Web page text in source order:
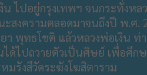
ไปอยู่กรุงเทพฯ จนกระทั่งหล
ะสงครามตลอดมาจนถึงปี พ.
พุทธโชติ แล้วหลวงพ่อเงิน
ด้ไปถวายตัวเป็นศิษย์ เพื่อศึ
รังสีวัดระฆังโฆสิตาราม